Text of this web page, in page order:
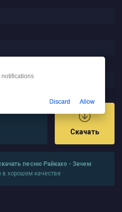
31 00:32:33
Скачать
песню Райкахо - Зачем
в хорошем качестве
notifications
Discard Allow